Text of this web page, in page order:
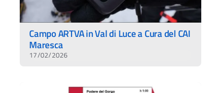
Campo ARTVA in Val di Luce a Cura del CAI
Maresca
17/02/2026